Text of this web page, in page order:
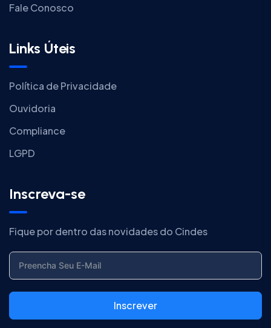
Fale Conosco
Links Úteis
Política de Privacidade
Ouvidoria
Compliance
LGPD
Inscreva-se
Fique por dentro das novidades do Cindes
Inscrever